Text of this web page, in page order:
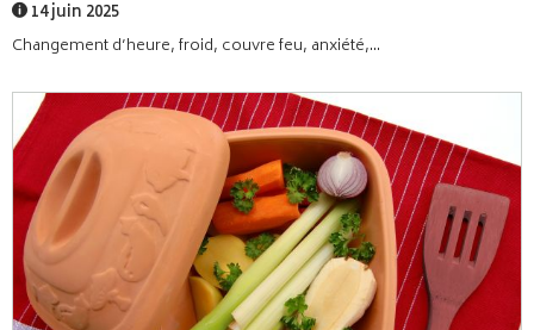
14 juin 2025
Changement d’heure, froid, couvre feu, anxiété,...